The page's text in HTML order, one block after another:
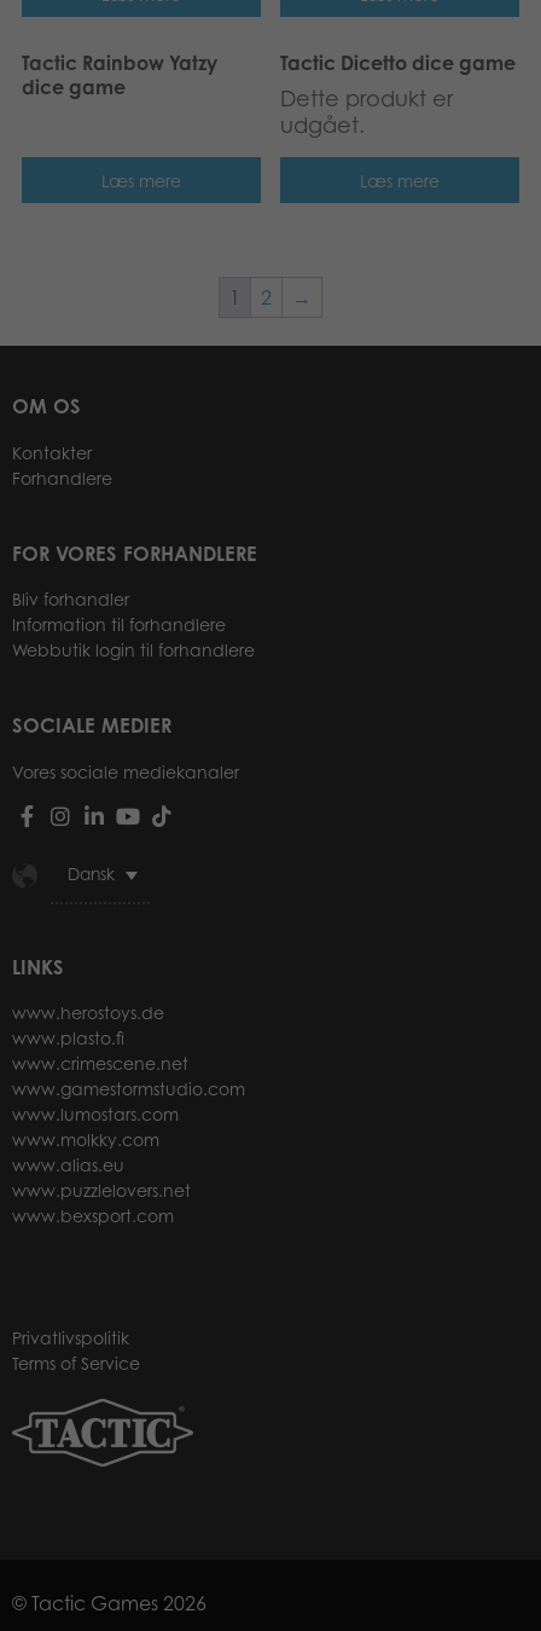
Tactic Rainbow Yatzy
dice game
Læs mere
Tactic Dicetto dice game
Dette produkt er
udgået.
Læs mere
1 2 →
OM OS
Kontakter
Forhandlere
FOR VORES FORHANDLERE
Bliv forhandler
Information til forhandlere
Webbutik login til forhandlere
SOCIALE MEDIER
Vores sociale mediekanaler
Dansk
LINKS
www.herostoys.de
www.plasto.fi
www.crimescene.net
www.gamestormstudio.com
www.lumostars.com
www.molkky.com
www.alias.eu
www.puzzlelovers.net
www.bexsport.com
Privatlivspolitik
Terms of Service
© Tactic Games 2026